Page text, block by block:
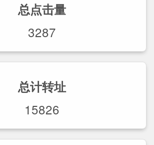
总点击量
3287
总计转址
15826